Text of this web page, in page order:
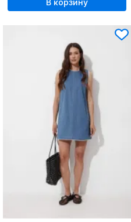
В корзину